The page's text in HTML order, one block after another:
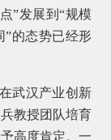
”发展到“规模
”的态势已经形
武汉产业创新
教授团队培育
高度肯定。一